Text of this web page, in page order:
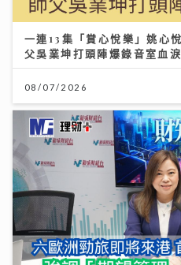
一連13集「賞心悅樂」姚心
父吳業坤打頭陣爆錄音室血
08/07/2026